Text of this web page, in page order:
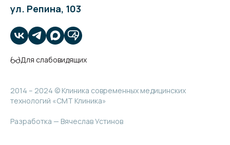
ул. Репина, 103
Для слабовидящих
2014 – 2024 © Клиника современных медицинских
технологий «СМТ Клиника»
Разработка — Вячеслав Устинов